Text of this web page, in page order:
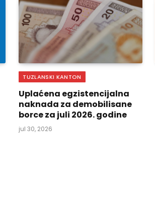
TUZLANSKI KANTON
Uplaćena egzistencijalna
naknada za demobilisane
borce za juli 2026. godine
jul 30, 2026